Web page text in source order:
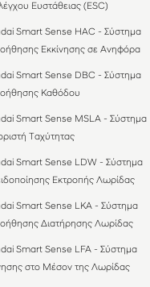
Ευστάθειας (ESC)
Smart Sense HAC - Σύστημα
Εκκίνησης σε Ανηφόρα
Smart Sense DBC - Σύστημα
Καθόδου
Smart Sense MSLA - Σύστημα
Ταχύτητας
Smart Sense LDW - Σύστημα
Εκτροπής Λωρίδας
Smart Sense LKA - Σύστημα
Διατήρησης Λωρίδας
Smart Sense LFA - Σύστημα
στο Mέσον της Λωρίδας